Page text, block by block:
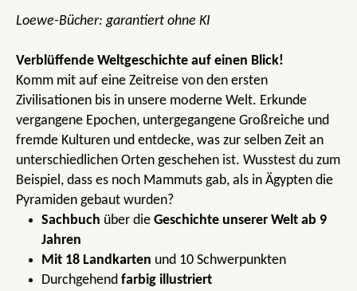
Loewe-Bücher: garantiert ohne KI
Verblüffende Weltgeschichte auf einen Blick!
Komm mit auf eine Zeitreise von den ersten
Zivilisationen bis in unsere moderne Welt. Erkunde
vergangene Epochen, untergegangene Großreiche und
fremde Kulturen und entdecke, was zur selben Zeit an
unterschiedlichen Orten geschehen ist. Wusstest du zum
Beispiel, dass es noch Mammuts gab, als in Ägypten die
Pyramiden gebaut wurden?
Sachbuch über die Geschichte unserer Welt ab 9
Jahren
Mit 18 Landkarten und 10 Schwerpunkten
Durchgehend farbig illustriert